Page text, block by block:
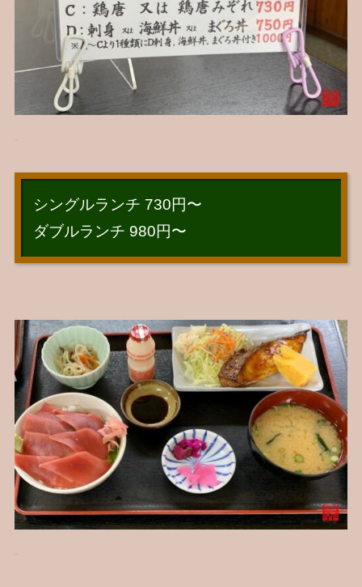
シングルランチ 730円〜
ダブルランチ 980円〜